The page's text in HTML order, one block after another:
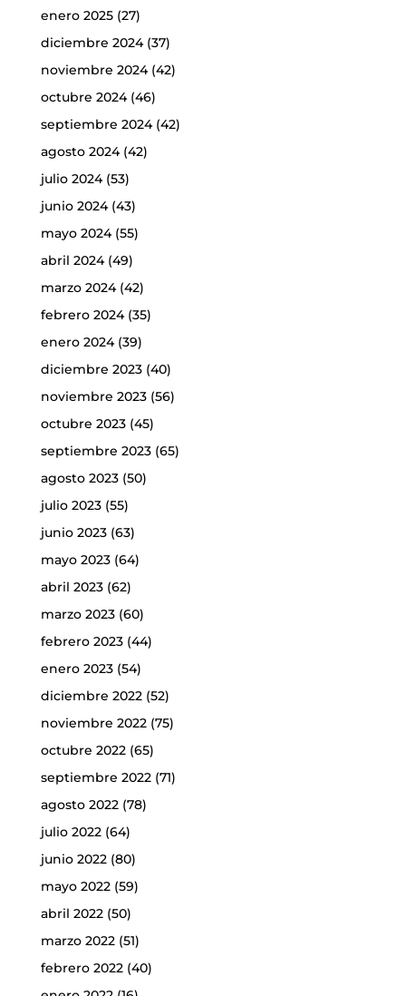
enero 2025(27)
diciembre 2024(37)
noviembre 2024(42)
octubre 2024(46)
septiembre 2024(42)
agosto 2024(42)
julio 2024(53)
junio 2024(43)
mayo 2024(55)
abril 2024(49)
marzo 2024(42)
febrero 2024(35)
enero 2024(39)
diciembre 2023(40)
noviembre 2023(56)
octubre 2023(45)
septiembre 2023(65)
agosto 2023(50)
julio 2023(55)
junio 2023(63)
mayo 2023(64)
abril 2023(62)
marzo 2023(60)
febrero 2023(44)
enero 2023(54)
diciembre 2022(52)
noviembre 2022(75)
octubre 2022(65)
septiembre 2022(71)
agosto 2022(78)
julio 2022(64)
junio 2022(80)
mayo 2022(59)
abril 2022(50)
marzo 2022(51)
febrero 2022(40)